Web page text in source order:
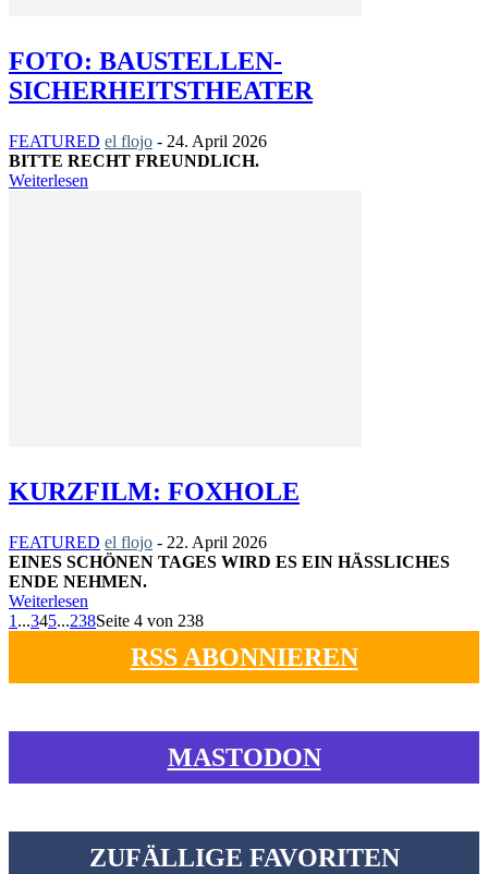
FOTO: BAUSTELLEN-
SICHERHEITSTHEATER
FEATURED el flojo - 24. April 2026
BITTE RECHT FREUNDLICH.
Weiterlesen
KURZFILM: FOXHOLE
FEATURED el flojo - 22. April 2026
EINES SCHÖNEN TAGES WIRD ES EIN HÄSSLICHES
ENDE NEHMEN.
Weiterlesen
1 ...345...238Seite 4 von 238
RSS ABONNIEREN
MASTODON
ZUFÄLLIGE FAVORITEN